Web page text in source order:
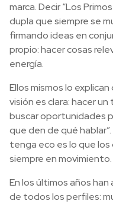
marca. Decir “Los
dupla que siempre se
firmando ideas en
propio: hacer cosas
energía.
Ellos mismos lo
visión es clara: hacer
buscar oportunidades
que den de qué
tenga eco es lo que
siempre en movimiento.
En los últimos años
de todos los perfiles: